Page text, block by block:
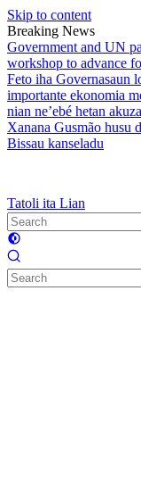
Skip to content
Breaking News
Government and UN
workshop to advance
Feto iha Governasaun
importante ekonomia
nian ne’ebé hetan
Xanana Gusmão husu
Bissau kanseladu
Tatoli ita Lian